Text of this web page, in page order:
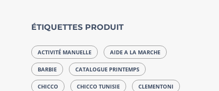
ÉTIQUETTES PRODUIT
ACTIVITÉ MANUELLE AIDE A LA MARCHE
BARBIE CATALOGUE PRINTEMPS
CHICCO CHICCO TUNISIE CLEMENTONI